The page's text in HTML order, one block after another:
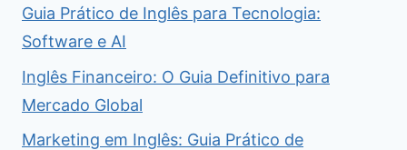
Guia Prático de Inglês para Tecnologia:
Software e AI
Inglês Financeiro: O Guia Definitivo para
Mercado Global
Marketing em Inglês: Guia Prático de